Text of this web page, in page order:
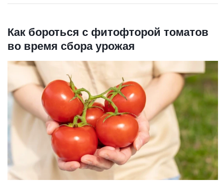
Как бороться с фитофторой томатов
во время сбора урожая